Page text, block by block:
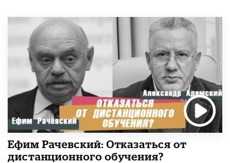
Ефим Рачевский: Отказаться от
дистанционного обучения?